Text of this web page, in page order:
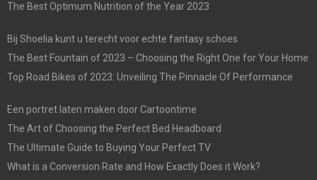
The Best Optimum Nutrition of the Year 2023
Bij Shoelia kunt u terecht voor echte fantasy schoes
The Best Fountain of 2023 – Choosing the Right One for Your Home
Top Road Bikes of 2023: Unveiling The Pinnacle Of Performance
Een portret laten maken door Cartoontime
The Art of Choosing the Perfect Bed Headboard
The Ultimate Guide to Buying Your Perfect TV
What is a Conversion Rate and How Exactly Does it Work?